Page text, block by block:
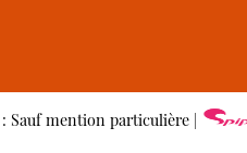
Sauf mention particulière |